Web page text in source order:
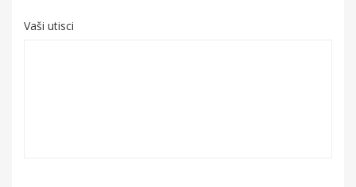
Vaši utisci